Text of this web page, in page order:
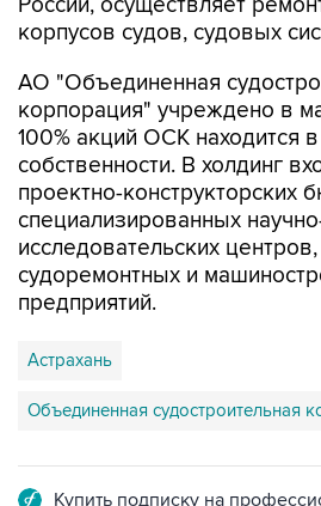
АО "Объединенная
100% акций ОСК находится
собственности. В холдинг
проектно-конструкторских
специализированных
исследовательских центров,
судоремонтных и
предприятий.
Астрахань
Объединенная судостроительная
Подписаться на рассылку